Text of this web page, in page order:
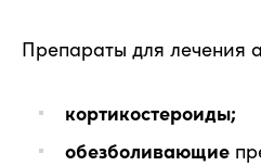
Препараты для лечения
кортикостероиды;
обезболивающие